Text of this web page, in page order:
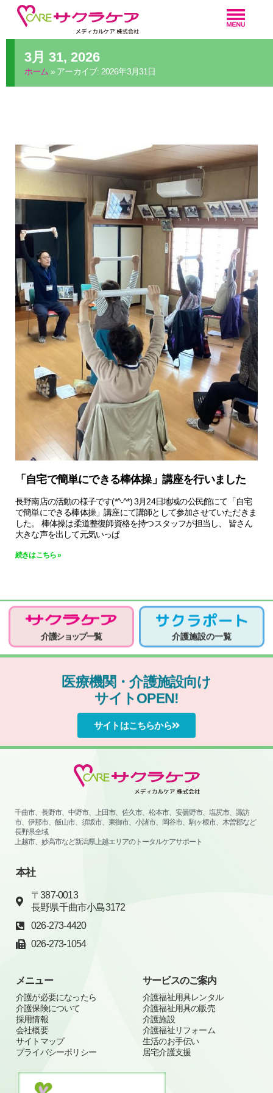
3月 31, 2026
ホーム » アーカイブ: 2026年3月31日
「自宅で簡単にできる棒体操」講座を行いました
長野南店の活動の様子です(*^-^*) 3月24日地域の公民館にて「自宅
で簡単にできる棒体操」講座にて講師として参加させていただきま
した。 棒体操は柔道整復師資格を持つスタッフが担当し、 皆さん
大きな声を出して元気いっぱ
続きはこちら »
介護ショップ一覧 介護施設の一覧
医療機関・介護施設向け
サイトOPEN!
サイトはこちらから
千曲市、長野市、中野市、上田市、佐久市、松本市、安曇野市、塩尻市、諏訪
市、伊那市、飯山市、須坂市、東御市、小諸市、岡谷市、駒ヶ根市、木曽郡など
長野県全域
上越市、妙高市など新潟県上越エリアのトータルケアサポート
本社
〒387-0013
長野県千曲市小島3172
026-273-4420
026-273-1054
メニュー
介護が必要になったら
介護保険について
採用情報
会社概要
サイトマップ
プライバシーポリシー
サービスのご案内
介護福祉用具レンタル
介護福祉用具の販売
介護施設
介護福祉リフォーム
生活のお手伝い
居宅介護支援